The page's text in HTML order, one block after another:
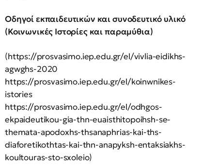
Οδηγοί εκπαιδευτικών και συνοδευτικό υλικό
(Κοινωνικές Ιστορίες και παραμύθια)
(https://prosvasimo.iep.edu.gr/el/vivlia-eidikhs-
agwghs-2020
https://prosvasimo.iep.edu.gr/el/koinwnikes-
istories
https://prosvasimo.iep.edu.gr/el/odhgos-
ekpaideutikou-gia-thn-euaisthitopoihsh-se-
themata-apodoxhs-thsanaphrias-kai-ths-
diaforetikothtas-kai-thn-anapyksh-entaksiakhs-
koultouras-sto-sxoleio)